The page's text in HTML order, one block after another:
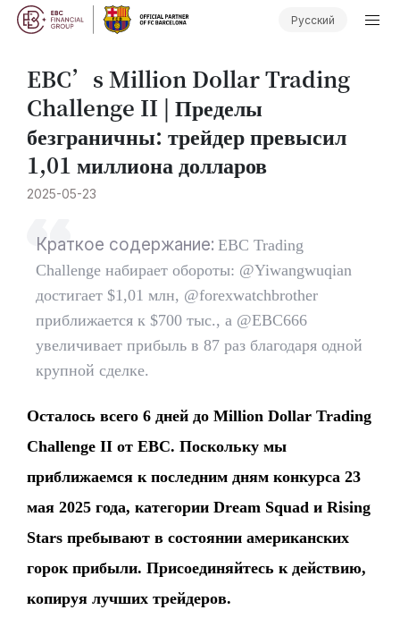
Русский
​EBC’s Million Dollar Trading
Challenge II | Пределы
безграничны: трейдер превысил
1,01 миллиона долларов
2025-05-23
Краткое содержание: EBC Trading
Challenge набирает обороты: @Yiwangwuqian
достигает $1,01 млн, @forexwatchbrother
приближается к $700 тыс., а @EBC666
увеличивает прибыль в 87 раз благодаря одной
крупной сделке.
Осталось всего 6 дней до Million Dollar Trading
Challenge II от EBC. Поскольку мы
приближаемся к последним дням конкурса 23
мая 2025 года, категории Dream Squad и Rising
Stars пребывают в состоянии американских
горок прибыли. Присоединяйтесь к действию,
копируя лучших трейдеров.